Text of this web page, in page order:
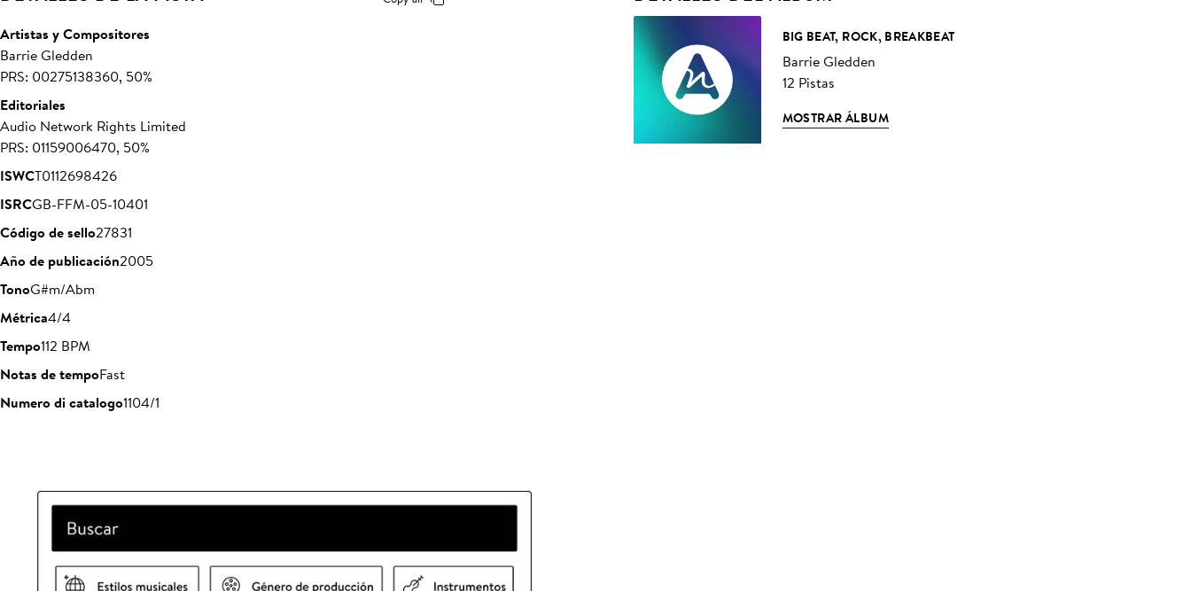
Artistas y Compositores
Barrie Gledden
PRS: 00275138360, 50%
Editoriales
Audio Network Rights Limited
PRS: 01159006470, 50%
ISWCT0112698426
ISRCGB-FFM-05-10401
Código de sello27831
Año de publicación2005
TonoG#m/Abm
Métrica4/4
Tempo112 BPM
Notas de tempoFast
Numero di catalogo1104/1
BIG BEAT, ROCK, BREAKBEAT
Barrie Gledden
12 Pistas
MOSTRAR ÁLBUM